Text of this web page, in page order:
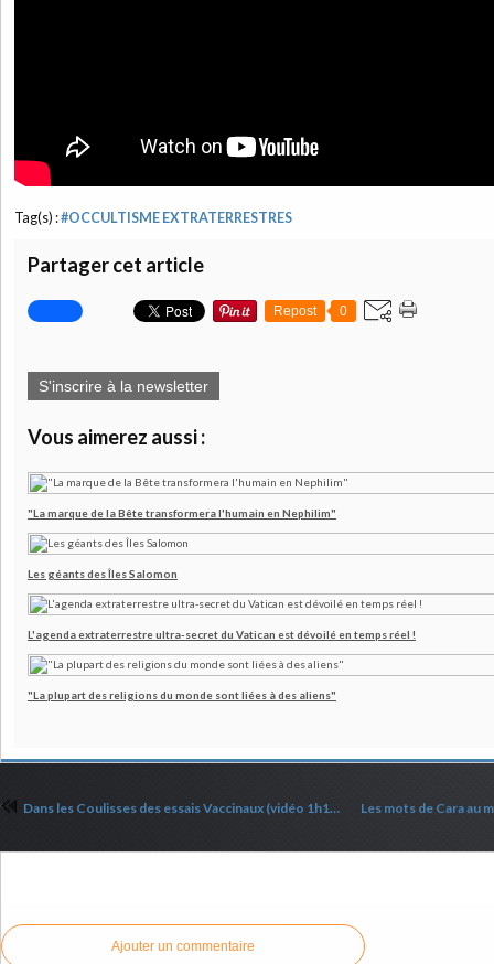
Tag(s) :#OCCULTISME EXTRATERRESTRES
Partager cet article
Repost 0
S'inscrire à la newsletter
Vous aimerez aussi :
"La marque de la Bête transformera l'humain en Nephilim"
Les géants des Îles Salomon
L'agenda extraterrestre ultra-secret du Vatican est dévoilé en temps réel !
"La plupart des religions du monde sont liées à des aliens"
Dans les Coulisses des essais Vaccinaux (vidéo 1h10min)
Ajouter un commentaire